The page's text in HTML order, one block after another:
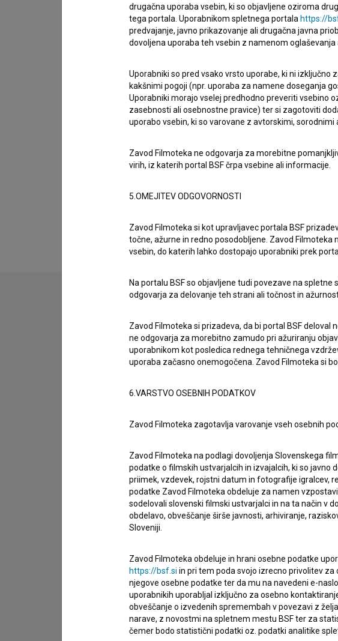
Zasedba
Organizacije
Spoštovani, s pomočjo spodnjega obrazca lahko stopite v stik z
imam vprašanje
drugačna uporaba vsebin, ki so objavljene oziroma
tega portala. Uporabnikom spletnega portala https://
predvajanje, javno prikazovanje ali drugačna javna
dovoljena uporaba teh vsebin z namenom
Uporabniki so pred vsako vrsto uporabe, ki ni izključno
kakšnimi pogoji (npr. uporaba za namene doseganja
Uporabniki morajo vselej predhodno preveriti vsebino
zasebnosti ali osebnostne pravice) ter si zagotoviti
uporabo vsebin, ki so varovane z avtorskimi, sorodnimi
Zavod Filmoteka ne odgovarja za morebitne
virih, iz katerih portal BSF črpa vsebine ali informacije.
5.OMEJITEV ODGOVORNOSTI
Zavod Filmoteka si kot upravljavec portala BSF
točne, ažurne in redno posodobljene. Zavod
vsebin, do katerih lahko dostopajo uporabniki prek
Na portalu BSF so objavljene tudi povezave na
odgovarja za delovanje teh strani ali točnost in
Zavod Filmoteka si prizadeva, da bi portal BSF
ne odgovarja za morebitno zamudo pri ažuriranju
uporabnikom kot posledica rednega tehničnega
uporaba začasno onemogočena. Zavod Filmoteka si
6.VARSTVO OSEBNIH PODATKOV
Zavod Filmoteka zagotavlja varovanje vseh osebnih
Zavod Filmoteka na podlagi dovoljenja Slovenskega
podatke o filmskih ustvarjalcih in izvajalcih, ki so javno
priimek, vzdevek, rojstni datum in fotografije igralcev,
podatke Zavod Filmoteka obdeluje za namen
sodelovali slovenski filmski ustvarjalci in na ta način v
obdelavo, obveščanje širše javnosti, arhiviranje,
Sloveniji.
Zavod Filmoteka obdeluje in hrani osebne podatke
https://bsf.si in pri tem poda svojo izrecno privolitev
njegove osebne podatke ter da mu na navedeni e-
uporabnikih uporabljal izključno za osebno
obveščanje o izvedenih spremembah v povezavi z
narave, z novostmi na spletnem mestu BSF ter za
čemer bodo statistični podatki oz. podatki analitike